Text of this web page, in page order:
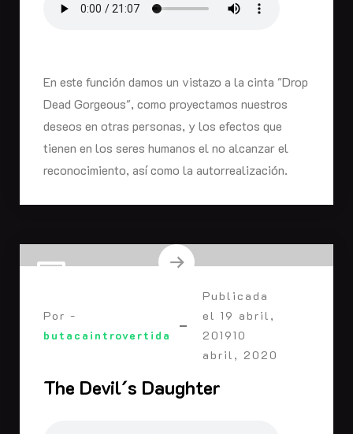
En este función damos un vistazo a la cinta "Drop
Dead Gorgeous", como proyectamos nuestros
deseos en otras personas, y los efectos que
tienen en los seres humanos el no alcanzar el
reconocimiento, así como la autorrealización.
Por -
butacaintrovertida
Publicada
el 19 abril,
201910
abril, 2020
The Devil´s Daughter